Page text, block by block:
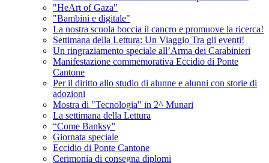
"HeArt of Gaza"
"Bambini e digitale"
La nostra scuola boccia il cancro e promuove la ricerca!
Settimana della Lettura: Un Viaggio Tra gli eventi!
Un ringraziamento speciale all’Arma dei Carabinieri
Manifestazione commemorativa Eccidio di Ponte
Cantone
Per il diritto allo studio di alunne e alunni con storie di
adozioni
Mostra di "Tecnologia" in 2^ Munari
La settimana della Lettura
“Come Banksy”
Giornata speciale
Eccidio di Ponte Cantone
Cerimonia di consegna diplomi